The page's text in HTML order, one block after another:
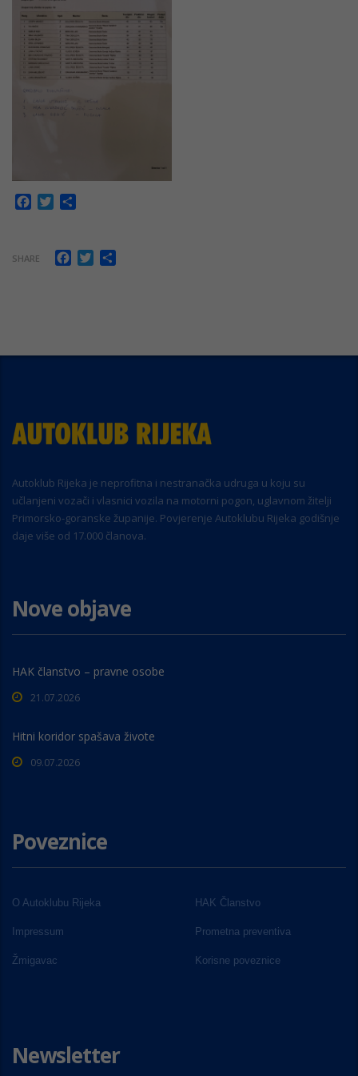
Facebook
Twitter
SHARE Facebook
Twitter
Autoklub Rijeka je neprofitna i nestranačka udruga u koju su
učlanjeni vozači i vlasnici vozila na motorni pogon, uglavnom žitelji
Primorsko-goranske županije. Povjerenje Autoklubu Rijeka godišnje
daje više od 17.000 članova.
Nove objave
HAK članstvo – pravne osobe
21.07.2026
Hitni koridor spašava živote
09.07.2026
Poveznice
O Autoklubu Rijeka HAK Članstvo
Impressum Prometna preventiva
Žmigavac Korisne poveznice
Newsletter